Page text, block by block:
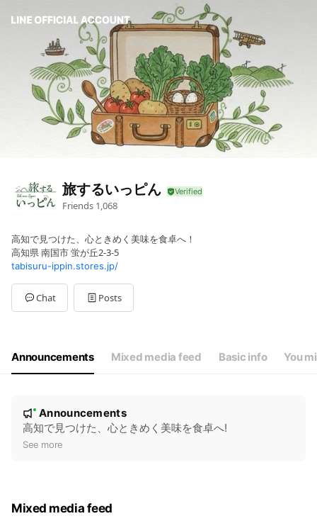
旅するいっピん
Friends 1,068
高知で見つけた、心ときめく美味を食卓へ！
高知県 南国市 蛍が丘2-3-5
tabisuru-ippin.stores.jp/
Chat Posts
Announcements Mixed media feed Basic info You
e
New
Announcements
高知で見つけた、心ときめく美味を食卓へ!
See more
Mixed media feed